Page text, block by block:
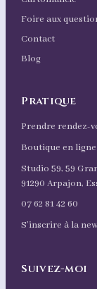
Foire aux
Contact
Blog
Pratique
Prendre rendez-
Boutique en ligne
Studio 59, 59
91290 Arpajon,
07 62 81 42 60
S’inscrire à la
Suivez-moi